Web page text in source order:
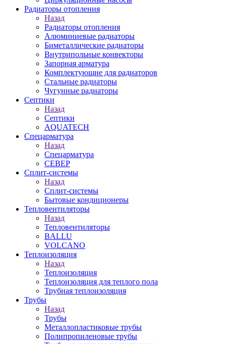
Радиаторы отопления
Назад
Радиаторы отопления
Алюминиевые радиаторы
Биметаллические радиаторы
Внутрипольные конвекторы
Запорная арматура
Комплектующие для радиаторов
Стальные радиаторы
Чугунные радиаторы
Септики
Назад
Септики
AQUATECH
Спецарматура
Назад
Спецарматура
СЕВЕР
Сплит-системы
Назад
Сплит-системы
Бытовые кондиционеры
Тепловентиляторы
Назад
Тепловентиляторы
BALLU
VOLCANO
Теплоизоляция
Назад
Теплоизоляция
Теплоизоляция для теплого пола
Трубная теплоизоляция
Трубы
Назад
Трубы
Металлопластиковые трубы
Полипропиленовые трубы